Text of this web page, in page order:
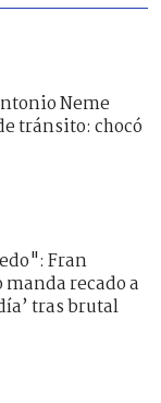
Neme
tránsito: chocó
y
arremete
por
El Olivar